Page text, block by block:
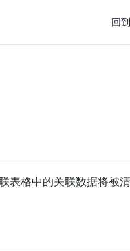
回
表格中的关联数据将被